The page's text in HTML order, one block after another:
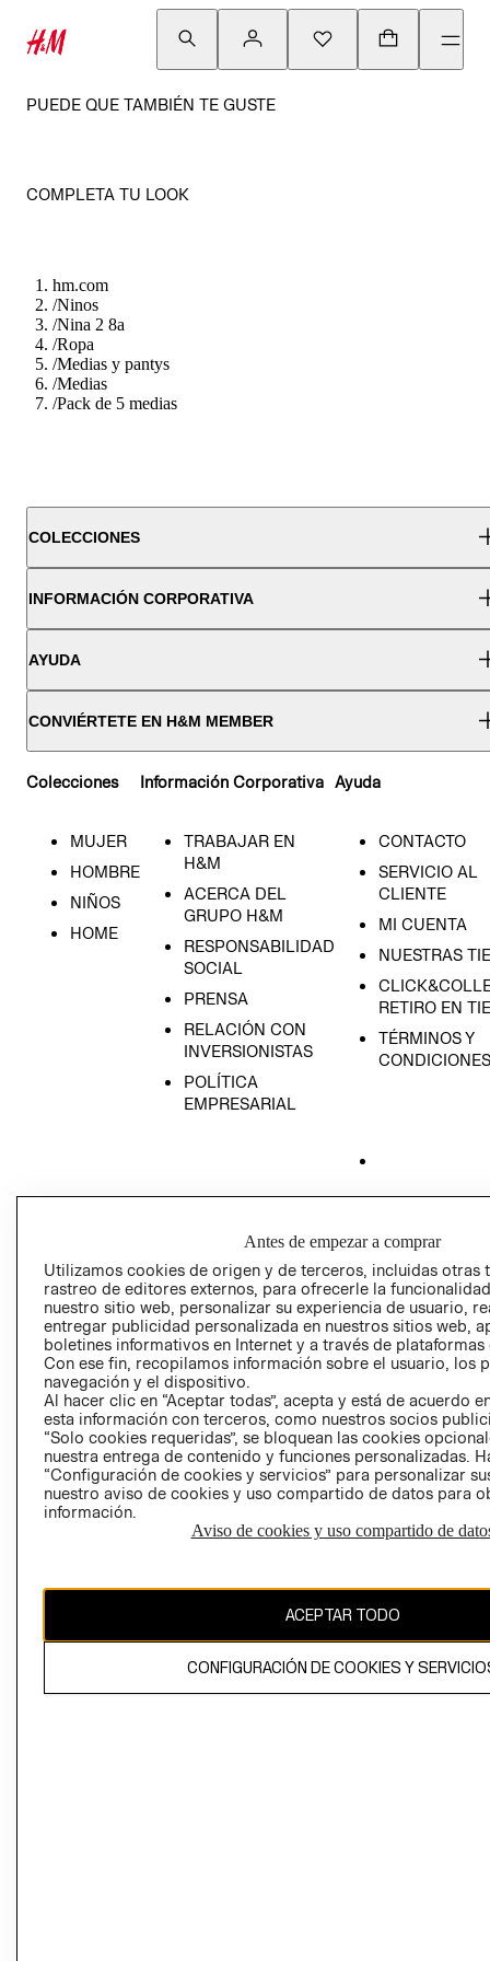
PUEDE QUE TAMBIÉN TE GUSTE
COMPLETA TU LOOK
hm.com
/Ninos
/Nina 2 8a
/Ropa
/Medias y pantys
/Medias
/Pack de 5 medias
COLECCIONES
INFORMACIÓN CORPORATIVA
AYUDA
CONVIÉRTETE EN H&M MEMBER
Colecciones
MUJER
HOMBRE
NIÑOS
HOME
Información Corporativa
TRABAJAR EN
H&M
ACERCA DEL
GRUPO H&M
RESPONSABILIDAD
SOCIAL
PRENSA
RELACIÓN CON
INVERSIONISTAS
POLÍTICA
EMPRESARIAL
Ayuda
CONTACTO
SERVICIO AL
CLIENTE
MI CUENTA
NUESTRAS
RETIRO EN
TÉRMINOS Y
CONDICIONES
GIFT CARD
AVISO DE
Perú (S/)
CAMBIAR REGIÓN
propiedad de H&M Hennes & Mauritz AB
Antes de empezar a comprar
Utilizamos cookies de origen y de terceros, incluidas otras
rastreo de editores externos, para ofrecerle la
nuestro sitio web, personalizar su experiencia de usuario,
entregar publicidad personalizada en nuestros sitios web,
boletines informativos en Internet y a través de plataformas
Con ese fin, recopilamos información sobre el usuario, los
navegación y el dispositivo.
Al hacer clic en “Aceptar todas”, acepta y está de acuerdo
esta información con terceros, como nuestros socios
“Solo cookies requeridas”, se bloquean las cookies
nuestra entrega de contenido y funciones personalizadas.
“Configuración de cookies y servicios” para personalizar
nuestro aviso de cookies y uso compartido de datos para
información.
Aviso de cookies y uso compartido de
ACEPTAR TODO
CONFIGURACIÓN DE COOKIES Y